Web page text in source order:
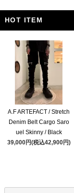
HOT ITEM
A.F ARTEFACT / Stretch
Denim Belt Cargo Saro
uel Skinny / Black
39,000円(税込42,900円)